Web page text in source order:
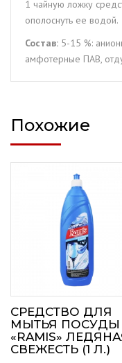
1 чайную ложку
ополоснуть ее водой.
Состав: 5-15 %:
амфотерные ПАВ,
Похожие
СРЕДСТВО ДЛЯ
МЫТЬЯ ПОСУДЫ
«RAMIS»
СВЕЖЕСТЬ (1 Л.)